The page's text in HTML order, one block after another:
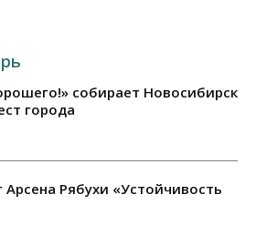
собирает Новосибирск
города
Рябухи «Устойчивость